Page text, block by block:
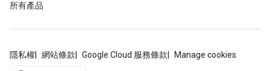
所有產品
隱私權 網站條款 Google Cloud 服務條款 Manage cookies